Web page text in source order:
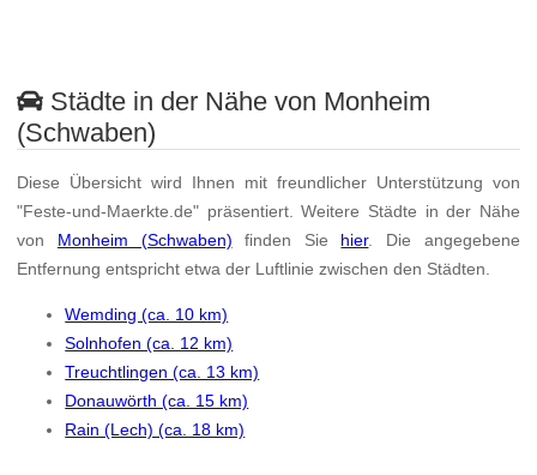
Städte in der Nähe von Monheim
(Schwaben)
Diese Übersicht wird Ihnen mit freundlicher Unterstützung von
"Feste-und-Maerkte.de" präsentiert. Weitere Städte in der Nähe
von Monheim (Schwaben) finden Sie hier. Die angegebene
Entfernung entspricht etwa der Luftlinie zwischen den Städten.
Wemding (ca. 10 km)
Solnhofen (ca. 12 km)
Treuchtlingen (ca. 13 km)
Donauwörth (ca. 15 km)
Rain (Lech) (ca. 18 km)